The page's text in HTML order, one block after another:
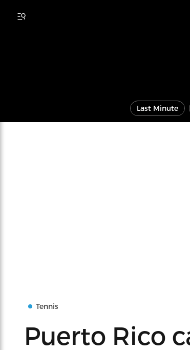
Last Minute
Tennis
Puerto Rico